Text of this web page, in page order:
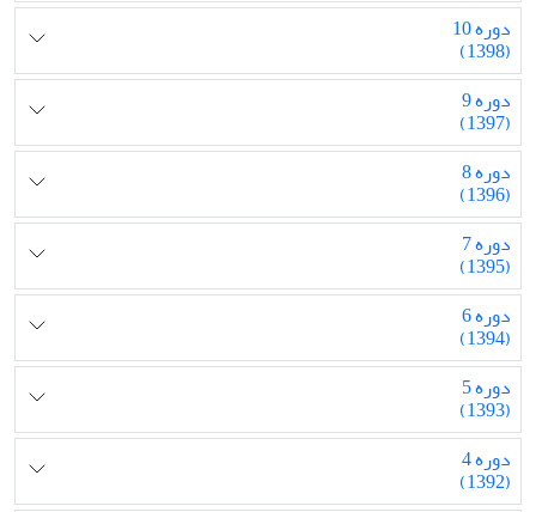
دوره 10
(1398)
دوره 9
(1397)
دوره 8
(1396)
دوره 7
(1395)
دوره 6
(1394)
دوره 5
(1393)
دوره 4
(1392)